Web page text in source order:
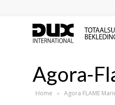
Agora-
Home » Agora FLAME